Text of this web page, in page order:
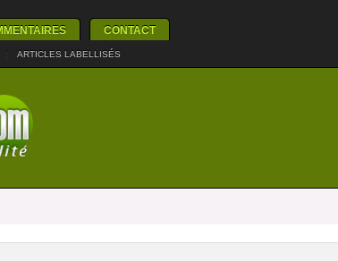
CONTACT
| ARTICLES LABELLISÉS